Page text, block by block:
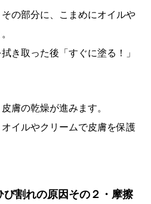
の部分に、こまめにオイルや
き取った後「すぐに塗る！」
膚の乾燥が進みます。
イルやクリームで皮膚を保護
び割れの原因その２・摩擦